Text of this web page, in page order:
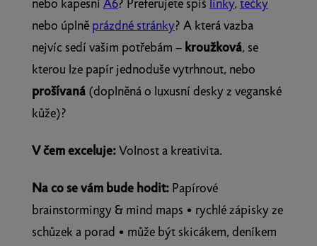
nebo kapesní A6? Preferujete spíš linky,tečky
nebo úplně prázdné stránky? A která vazba
nejvíc sedí vašim potřebám – kroužková, se
kterou lze papír jednoduše vytrhnout, nebo
prošívaná (doplněná o luxusní desky z veganské
kůže)?
V čem exceluje:Volnost a kreativita.
Na co se vám bude hodit: Papírové
brainstormingy & mind maps • rychlé zápisky ze
schůzek a porad • může být skicákem, deníkem